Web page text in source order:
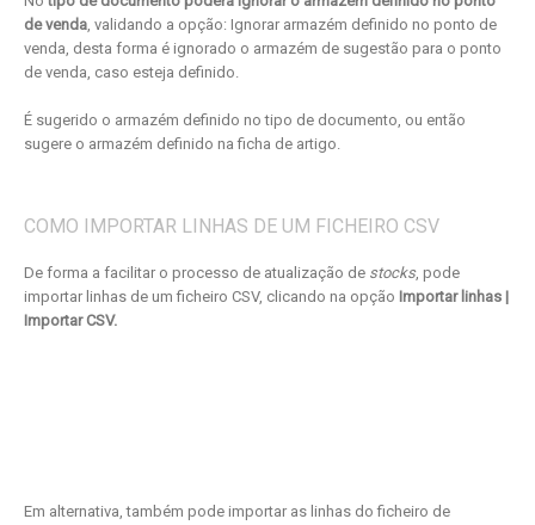
de venda, validando a opção: Ignorar armazém definido no ponto de
venda, desta forma é ignorado o armazém de sugestão para o ponto
de venda, caso esteja definido.
É sugerido o armazém definido no tipo de documento, ou então
sugere o armazém definido na ficha de artigo.
COMO IMPORTAR LINHAS DE UM FICHEIRO CSV
De forma a facilitar o processo de atualização de stocks, pode
importar linhas de um ficheiro CSV, clicando na opção Importar linhas |
Importar CSV.
Em alternativa, também pode importar as linhas do ficheiro de